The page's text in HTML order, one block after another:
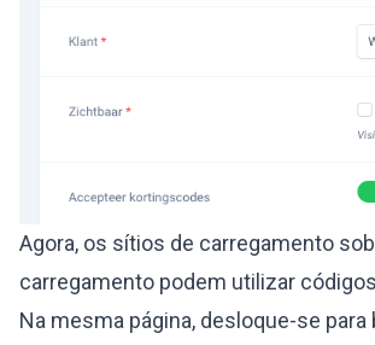
Agora, os sítios de carregamento
carregamento podem utilizar
Na mesma página, desloque-se para